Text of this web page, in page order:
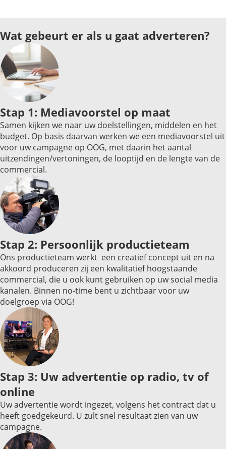
Wat gebeurt er als u gaat adverteren?
Stap 1: Mediavoorstel op maat
Samen kijken we naar uw doelstellingen, middelen en het
budget. Op basis daarvan werken we een mediavoorstel uit
voor uw campagne op OOG, met daarin het aantal
uitzendingen/vertoningen, de looptijd en de lengte van de
commercial.
Stap 2: Persoonlijk productieteam
Ons productieteam werkt een creatief concept uit en na
akkoord produceren zij een kwalitatief hoogstaande
commercial, die u ook kunt gebruiken op uw social media
kanalen. Binnen no-time bent u zichtbaar voor uw
doelgroep via OOG!
Stap 3: Uw advertentie op radio, tv of
online
Uw advertentie wordt ingezet, volgens het contract dat u
heeft goedgekeurd. U zult snel resultaat zien van uw
campagne.